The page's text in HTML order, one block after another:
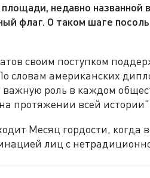
недавно названной
флаг. О таком шаге
своим поступком
словам американских
важную роль в каждом
протяжении всей
Месяц гордости, когда
лиц с